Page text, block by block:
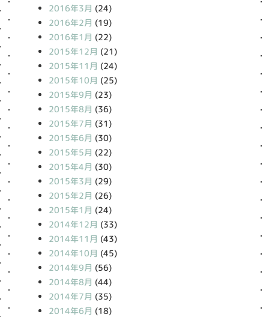
2016年3月 (24)
2016年2月 (19)
2016年1月 (22)
2015年12月 (21)
2015年11月 (24)
2015年10月 (25)
2015年9月 (23)
2015年8月 (36)
2015年7月 (31)
2015年6月 (30)
2015年5月 (22)
2015年4月 (30)
2015年3月 (29)
2015年2月 (26)
2015年1月 (24)
2014年12月 (33)
2014年11月 (43)
2014年10月 (45)
2014年9月 (56)
2014年8月 (44)
2014年7月 (35)
2014年6月 (18)